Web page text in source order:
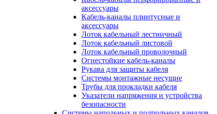
аксессуары
Кабель-каналы плинтусные и
аксессуары
Лоток кабельный лестничный
Лоток кабельный листовой
Лоток кабельный проволочный
Огнестойкие кабель-каналы
Рукава для защиты кабеля
Системы монтажные несущие
Трубы для прокладки кабеля
Указатели напряжения и устройства
безопасности